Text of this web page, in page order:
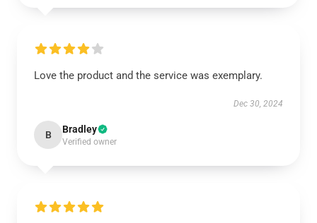
Love the product and the service was exemplary.
Dec 30, 2024
B Bradley
Verified owner